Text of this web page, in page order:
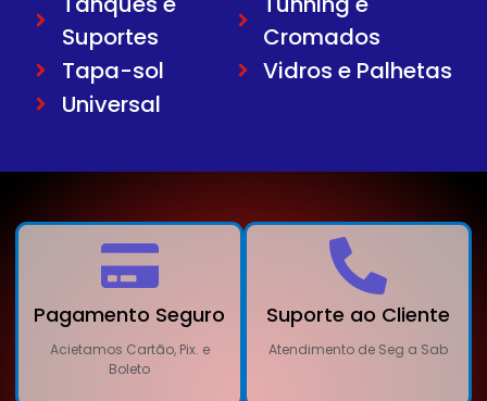
Suportes
Tapa-sol
Universal
Cromados
Vidros e Palhetas
Pagamento Seguro
Acietamos Cartão, Pix. e
Boleto
Suporte ao Cliente
Atendimento de Seg a Sab